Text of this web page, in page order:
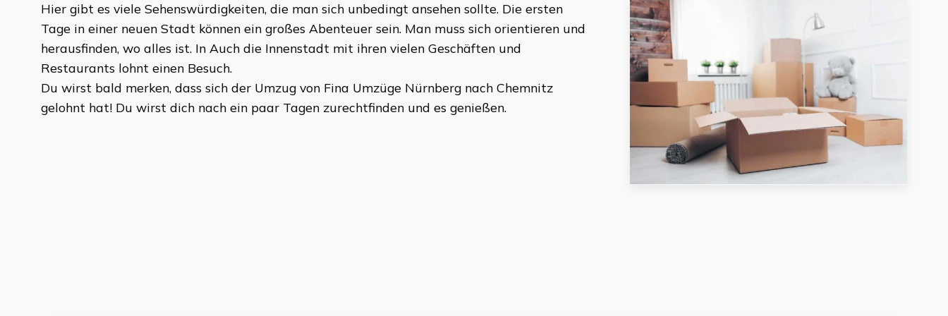
Hier gibt es viele Sehenswürdigkeiten, die man sich unbedingt ansehen sollte. Die ersten
Tage in einer neuen Stadt können ein großes Abenteuer sein. Man muss sich orientieren und
herausfinden, wo alles ist. In Auch die Innenstadt mit ihren vielen Geschäften und
Restaurants lohnt einen Besuch.
Du wirst bald merken, dass sich der Umzug von Fina Umzüge Nürnbergnach Chemnitz
gelohnt hat! Du wirst dich nach ein paar Tagen zurechtfinden und es genießen.